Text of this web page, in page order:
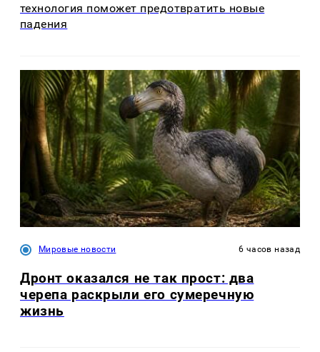
технология поможет предотвратить новые
падения
Мировые новости 6 часов назад
Дронт оказался не так прост: два
черепа раскрыли его сумеречную
жизнь